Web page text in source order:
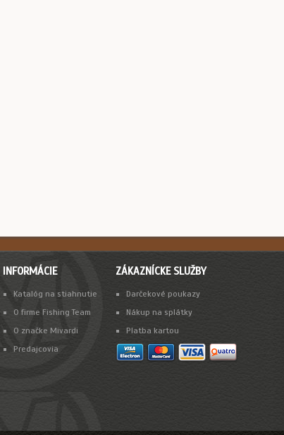
INFORMÁCIE
Katalóg na stiahnutie
O firme Fishing Team
O značke Mivardi
Predajcovia
ZÁKAZNÍCKE SLUŽBY
Darčekové poukazy
Nákup na splátky
Platba kartou